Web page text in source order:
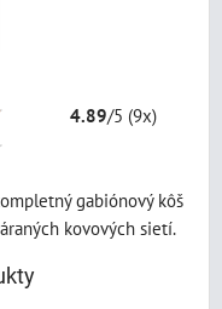
4.89/5 (9x)
gabiónový kôš
kovových sietí.